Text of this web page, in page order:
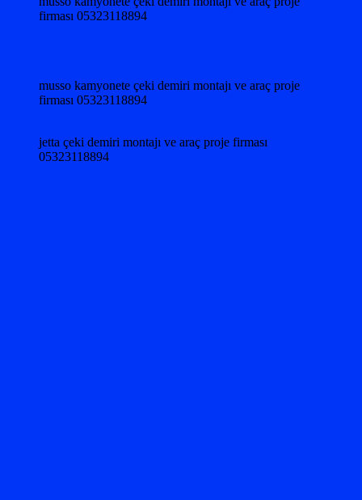
firması 05323118894
musso kamyonete çeki demiri montajı ve araç proje
firması 05323118894
jetta çeki demiri montajı ve araç proje firması
05323118894